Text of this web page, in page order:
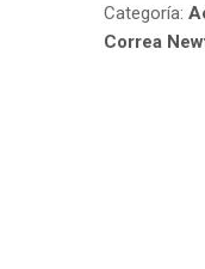
Categoría:
Correa